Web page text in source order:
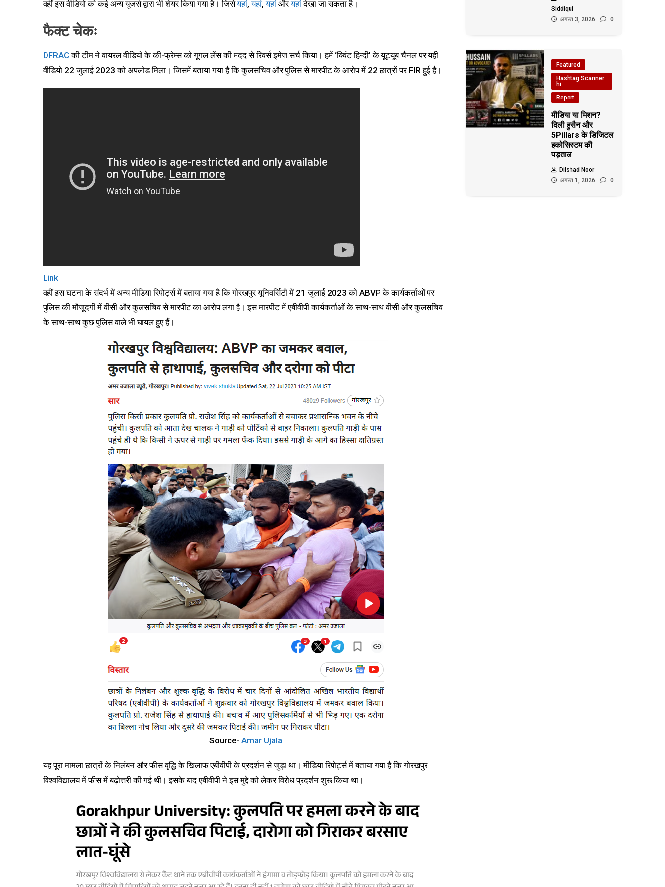
वहीं इस वीडियो को कई अन्य यूजर्स द्वारा भी शेयर किया गया है। जिसेयहां,यहां,यहां औरयहांदेखा जा सकता है।
फैक्ट चेकः
DFRACकी टीम ने वायरल वीडियो के की-फ्रेम्स को गूगल लेंस की मदद से रिवर्स इमेज सर्च किया। हमें ‘क्विंट हिन्दी’ के यूट्यूब चैनल पर यही
वीडियो 22 जुलाई 2023 को अपलोड मिला। जिसमें बताया गया है कि कुलसचिव और पुलिस से मारपीट के आरोप में 22 छात्रों पर FIR हुई है।
Link
वहीं इस घटना के संदर्भ में अन्य मीडिया रिपोर्ट्स में बताया गया है कि गोरखपुर यूनिवर्सिटी में 21 जुलाई 2023 को ABVP के कार्यकर्ताओं पर
पुलिस की मौजूदगी में वीसी और कुलसचिव से मारपीट का आरोप लगा है। इस मारपीट में एबीवीपी कार्यकर्ताओं के साथ-साथ वीसी और कुलसचिव
के साथ-साथ कुछ पुलिस वाले भी घायल हुए हैं।
Source- Amar Ujala
यह पूरा मामला छात्रों के निलंबन और फीस वृद्धि के खिलाफ एबीवीपी के प्रदर्शन से जुड़ा था। मीडिया रिपोर्ट्स में बताया गया है कि गोरखपुर
विश्वविद्यालय में फीस में बढ़ोत्तरी की गई थी। इसके बाद एबीवीपी ने इस मुद्दे को लेकर विरोध प्रदर्शन शुरू किया था।
Siddiqui
अगस्त 3, 2026
0
Featured
Hashtag Scanner
hi
Report
मीडिया या मिशन?
दिली हुसैन और
5Pillars के डिजिटल
इकोसिस्टम की
पड़ताल
Dilshad Noor
अगस्त 1, 2026
0